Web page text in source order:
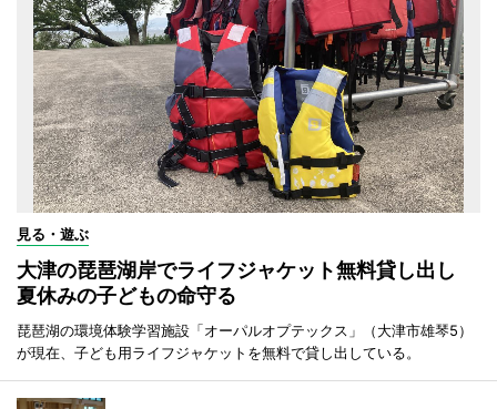
見る・遊ぶ
大津の琵琶湖岸でライフジャケット無料貸し出し
夏休みの子どもの命守る
琵琶湖の環境体験学習施設「オーパルオプテックス」（大津市雄琴5）
が現在、子ども用ライフジャケットを無料で貸し出している。